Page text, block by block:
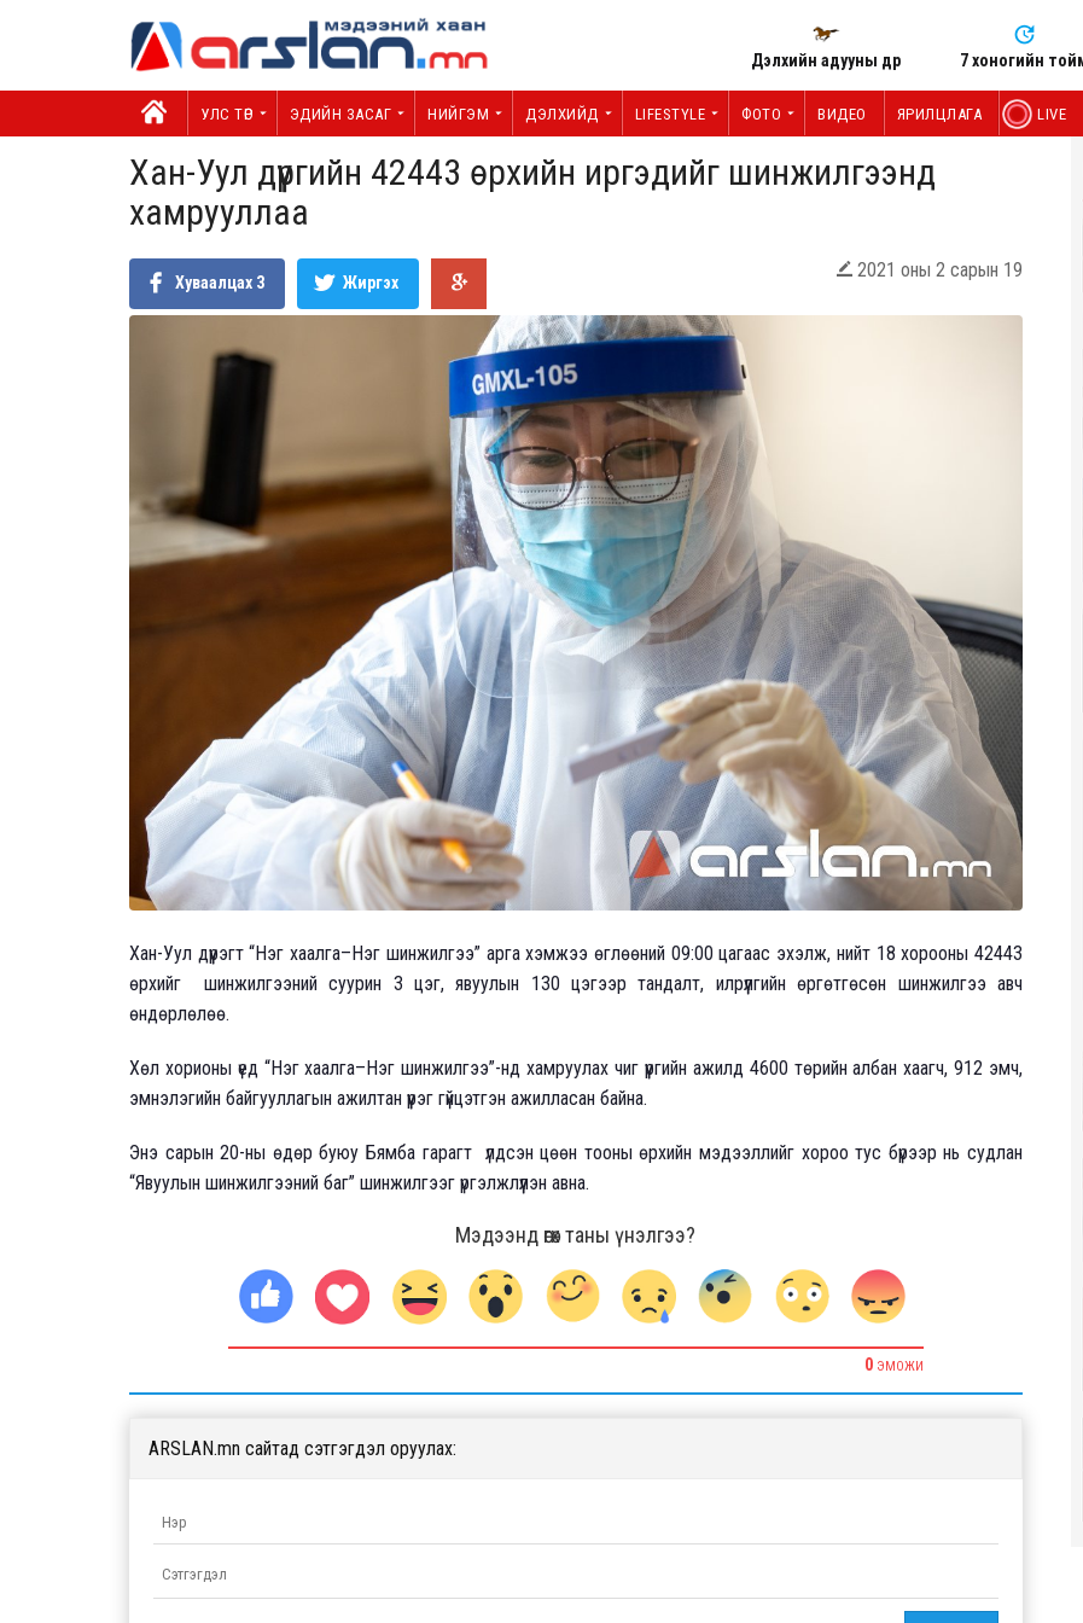
Дэлхийн адууны өдөр 7 хоногийн
УЛС ТӨР ЭДИЙН ЗАСАГ НИЙГЭМ ДЭЛХИЙД LIFESTYLE ФОТО ВИДЕО ЯРИЛЦЛАГА LIVE
Хан-Уул дүүргийн 42443 өрхийн иргэдийг шинжилгээнд
хамрууллаа
Хуваалцах 3 Жиргэх
 2021 оны 2 сарын 19
Хан-Уул дүүрэгт “Нэг хаалга–Нэг шинжилгээ” арга хэмжээ өглөөний 09:00 цагаас эхэлж, нийт 18 хорооны 42443
өрхийг шинжилгээний суурин 3 цэг, явуулын 130 цэгээр тандалт, илрүүлгийн өргөтгөсөн шинжилгээ авч
өндөрлөлөө.
Хөл хорионы үед “Нэг хаалга–Нэг шинжилгээ”-нд хамруулах чиг үүргийн ажилд 4600 төрийн албан хаагч, 912 эмч,
эмнэлэгийн байгууллагын ажилтан үүрэг гүйцэтгэн ажилласан байна.
Энэ сарын 20-ны өдөр буюу Бямба гарагт үлдсэн цөөн тооны өрхийн мэдээллийг хороо тус бүрээр нь судлан
“Явуулын шинжилгээний баг” шинжилгээг үргэлжлүүлэн авна.
Мэдээнд өгөх таны үнэлгээ?
0 ЭМОЖИ
ARSLAN.mn сайтад сэтгэгдэл оруулах: